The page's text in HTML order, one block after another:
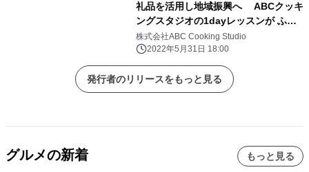
礼品を活用し地域振興へ ABCクッキ
ングスタジオの1dayレッスンが ふる
さと納税返礼品に初めて登場 2022年
5月末日から受付開始
株式会社ABC Cooking Studio
2022年5月31日 18:00
発行者のリリースをもっと見る
グルメの新着 もっと見る